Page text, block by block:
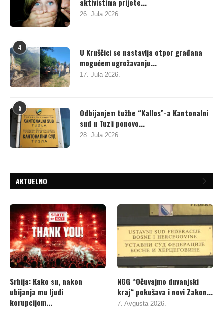
aktivistima prijete...
26. Jula 2026.
4
U Kruščici se nastavlja otpor građana
mogućem ugrožavanju...
17. Jula 2026.
5
Odbijanjem tužbe “Kallos”-a Kantonalni
sud u Tuzli ponovo...
28. Jula 2026.
AKTUELNO
Srbija: Kako su, nakon
ubijanja mu ljudi
korupcijom...
NGG “Očuvajmo duvanjski
kraj“ pokušava i novi Zakon...
7. Avgusta 2026.